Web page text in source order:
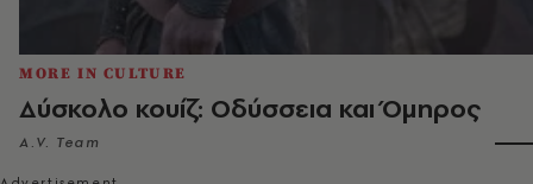
MORE IN CULTURE
Δύσκολο κουίζ: Οδύσσεια και Όμηρος
A.V. Team